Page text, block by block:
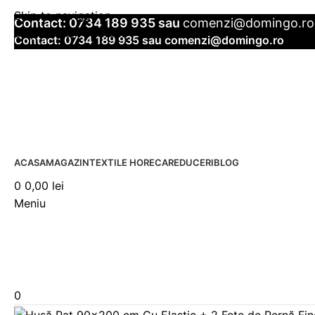
Skip to navigation
Skip to main content
Contact: 0734 189 935 sau comenzi@domingo.ro
Contact: 0734 189 935 sau comenzi@domingo.ro
ACASAMAGAZINTEXTILE HORECAREDUCERIBLOG
0 0,00 lei
Meniu
0